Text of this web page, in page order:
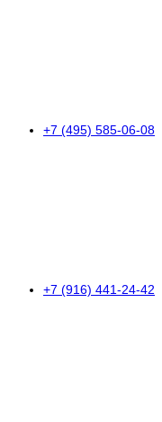
+7 (495) 585-06-08
+7 (916) 441-24-42